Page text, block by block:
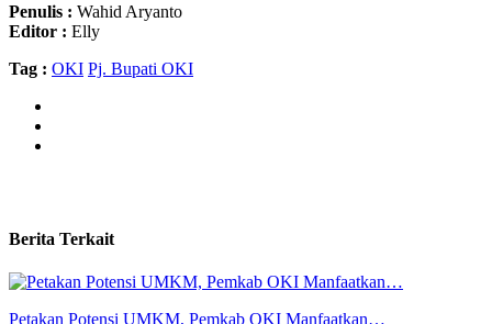
Penulis : Wahid Aryanto
Editor : Elly
Tag : OKI Pj. Bupati OKI
Berita Terkait
Petakan Potensi UMKM, Pemkab OKI Manfaatkan…